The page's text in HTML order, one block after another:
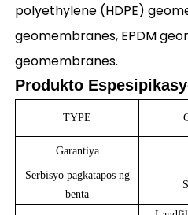
polyethylene (HDPE)
geomembranes, EPDM
geomembranes.
Produkto
TYPE
Garantiya
Serbisyo pagkatapos ng
benta